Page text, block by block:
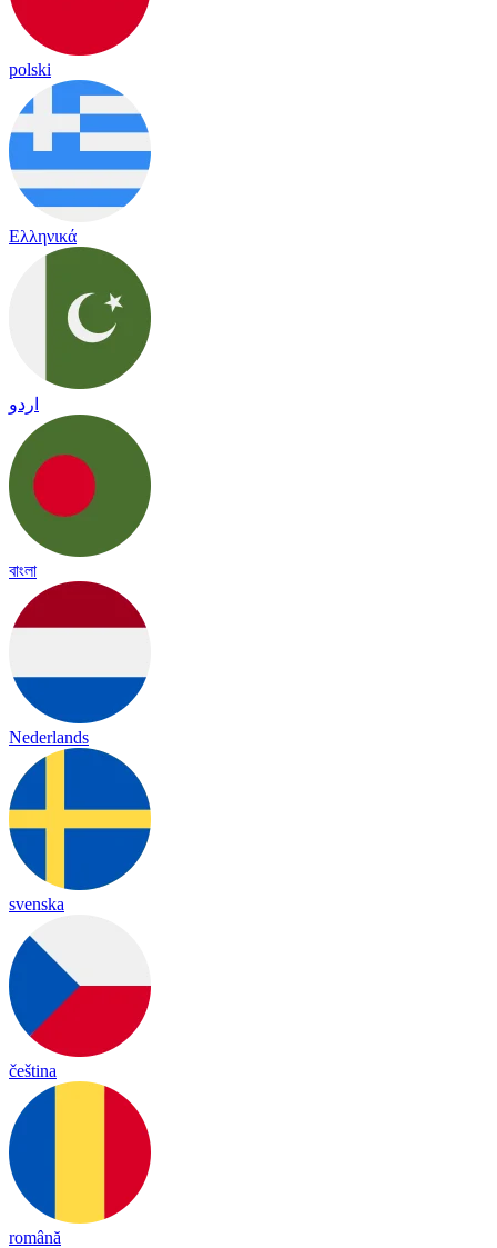
polski
Ελληνικά
اردو
বাংলা
Nederlands
svenska
čeština
română